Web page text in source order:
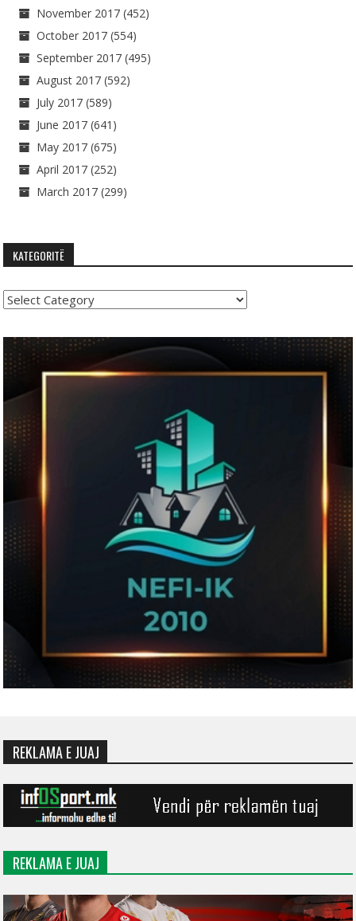
November 2017 (452)
October 2017 (554)
September 2017 (495)
August 2017 (592)
July 2017 (589)
June 2017 (641)
May 2017 (675)
April 2017 (252)
March 2017 (299)
KATEGORITË
Kategoritë
REKLAMA E JUAJ
REKLAMA E JUAJ